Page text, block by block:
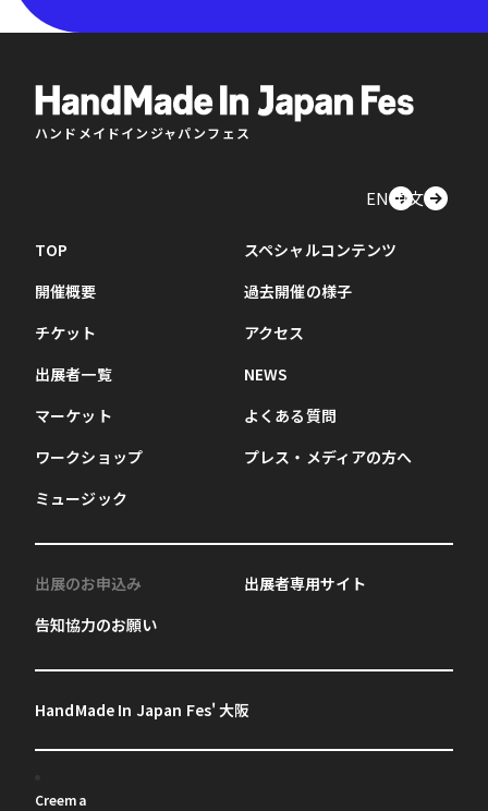
ハンドメイドインジャパンフェス
EN中文
TOP
開催概要
チケット
出展者一覧
マーケット
ワークショップ
ミュージック
スペシャルコンテンツ
過去開催の様子
アクセス
NEWS
よくある質問
プレス・メディアの方へ
出展のお申込み
告知協力のお願い
出展者専用サイト
HandMade In Japan Fes' 大阪
Creema